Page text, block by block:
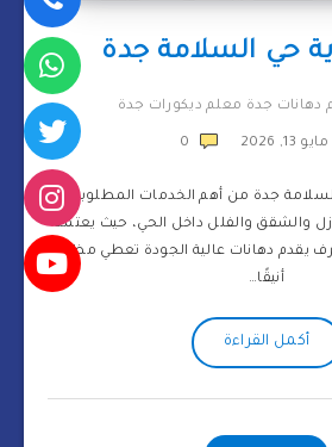
حي السلامة جدة
دهانات جدة معلم ديكورات جدة
مايو 13, 2026 0
جدة من أهم الخدمات المطلوبة
والشقق والفلل داخل الحي، حيث يعتمد
يقدم دهانات عالية الجودة تعطي مظهرًا
أنيقًا…
أكمل القراءة